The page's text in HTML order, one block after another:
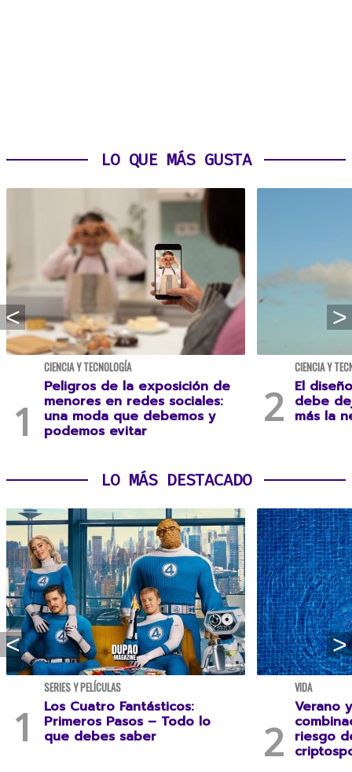
LO QUE MÁS GUSTA
CIENCIA Y TECNOLOGÍA
Peligros de la exposición de
menores en redes sociales:
una moda que debemos y
podemos evitar
CIENCIA Y
El
debe
más la
LO MÁS DESTACADO
SERIES Y PELÍCULAS
Los Cuatro Fantásticos:
Primeros Pasos – Todo lo
que debes saber
VIDA
Verano
riesgo